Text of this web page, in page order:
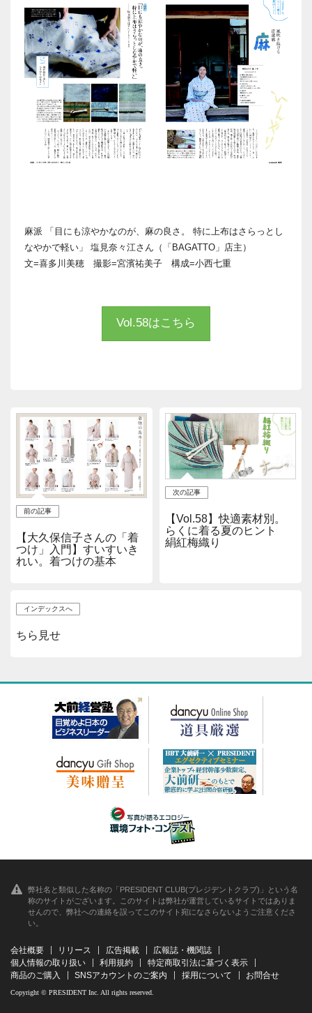
麻派 「目にも涼やかなのが、麻の良さ。 特に上布はさらっとし
なやかで軽い」 塩見奈々江さん（「BAGATTO」店主）
文=喜多川美穂 撮影=宮濱祐美子 構成=小西七重
Vol.58はこちら
前の記事
【大久保信子さんの「着
つけ」入門】すいすいき
れい。着つけの基本
次の記事
【Vol.58】快適素材別。
らくに着る夏のヒント
絹紅梅織り
インデックスへ
ちら見せ
弊社名と類似した名称の「PRESIDENT CLUB(プレジデントクラブ)」という名
称のサイトがございます。このサイトは弊社が運営しているサイトではありま
せんので、弊社への連絡を誤ってこのサイト宛になさらないようご注意くださ
い。
会社概要 リリース 広告掲載
広報誌・機関誌
個人情報の取り扱い
利用規約
特定商取引法に基づく表示
商品のご購入
SNSアカウントのご案内 採用について お問合せ
Copyright © PRESIDENT Inc. All rights reserved.